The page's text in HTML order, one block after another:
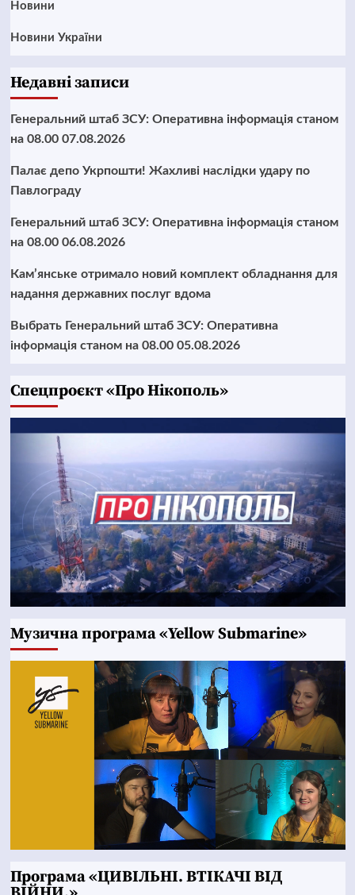
Новини
Новини України
Недавні записи
Генеральний штаб ЗСУ: Оперативна інформація станом
на 08.00 07.08.2026
Палає депо Укрпошти! Жахливі наслідки удару по
Павлограду
Генеральний штаб ЗСУ: Оперативна інформація станом
на 08.00 06.08.2026
Кам’янське отримало новий комплект обладнання для
надання державних послуг вдома
Выбрать Генеральний штаб ЗСУ: Оперативна
інформація станом на 08.00 05.08.2026
Cпецпроєкт «Про Нікополь»
Музична програма «Yellow Submarine»
Програма «ЦИВІЛЬНІ. ВТІКАЧІ ВІД